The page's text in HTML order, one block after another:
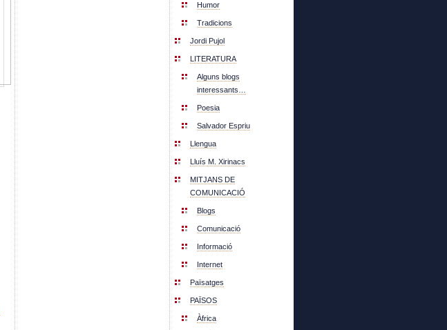
Humor
Tradicions
Jordi Pujol
LITERATURA
Alguns blogs
interessants…
Poesia
Salvador Espriu
Llengua
Lluís M. Xirinacs
MITJANS DE
COMUNICACIÓ
Blogs
Comunicació
Informació
Internet
Païsatges
PAÏSOS
Àfrica